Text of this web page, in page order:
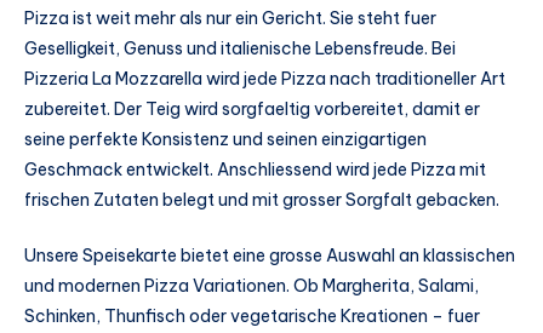
Pizza ist weit mehr als nur ein Gericht. Sie steht fuer
Geselligkeit, Genuss und italienische Lebensfreude. Bei
Pizzeria La Mozzarella wird jede Pizza nach traditioneller Art
zubereitet. Der Teig wird sorgfaeltig vorbereitet, damit er
seine perfekte Konsistenz und seinen einzigartigen
Geschmack entwickelt. Anschliessend wird jede Pizza mit
frischen Zutaten belegt und mit grosser Sorgfalt gebacken.
Unsere Speisekarte bietet eine grosse Auswahl an klassischen
und modernen Pizza Variationen. Ob Margherita, Salami,
Schinken, Thunfisch oder vegetarische Kreationen – fuer